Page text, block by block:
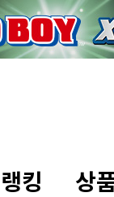
랭킹 상